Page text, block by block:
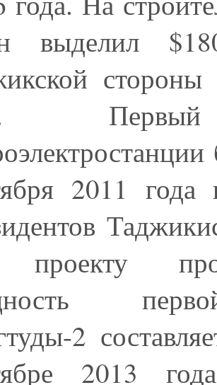
выделил
стороны
Первый
2011 года
2
2013